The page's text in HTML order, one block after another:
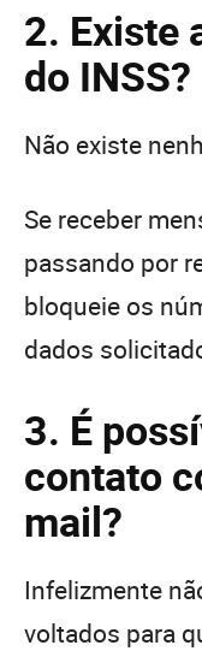
2. Existe
do INSS?
Não existe
Se receber
passando por
bloqueie os
dados
3. É
contato
mail?
Infelizmente
voltados para